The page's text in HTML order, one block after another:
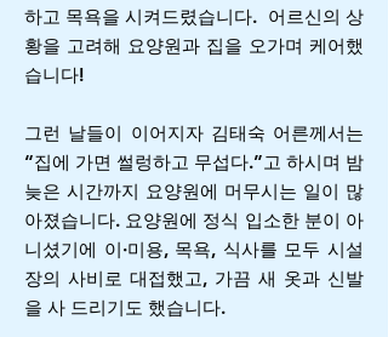
하고 목욕을 시켜드렸습니다. 어르신의 상
황을 고려해 요양원과 집을 오가며 케어했
습니다!
그런 날들이 이어지자 김태숙 어른께서는
“집에 가면 썰렁하고 무섭다.”고 하시며 밤
늦은 시간까지 요양원에 머무시는 일이 많
아졌습니다. 요양원에 정식 입소한 분이 아
니셨기에 이·미용, 목욕, 식사를 모두 시설
장의 사비로 대접했고, 가끔 새 옷과 신발
을 사 드리기도 했습니다.